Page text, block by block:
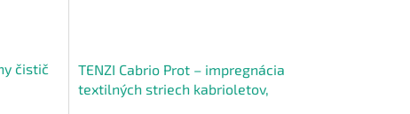
čistič
TENZI Cabrio Prot – impregnácia
textilných striech kabrioletov,